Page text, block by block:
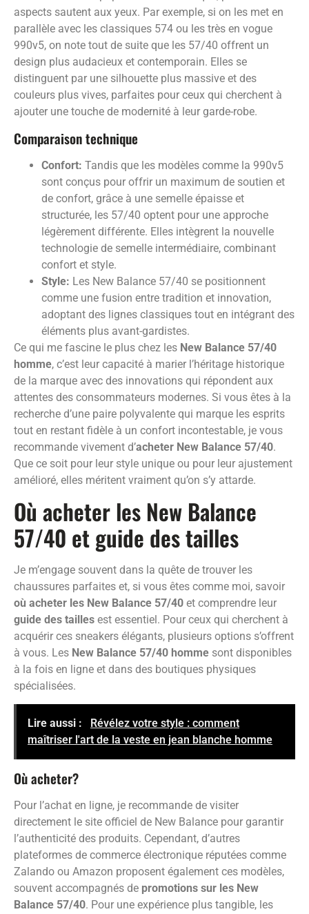
aspects sautent aux yeux. Par exemple, si on les met en
parallèle avec les classiques 574 ou les très en vogue
990v5, on note tout de suite que les 57/40 offrent un
design plus audacieux et contemporain. Elles se
distinguent par une silhouette plus massive et des
couleurs plus vives, parfaites pour ceux qui cherchent à
ajouter une touche de modernité à leur garde-robe.
Comparaison technique
Confort: Tandis que les modèles comme la 990v5
sont conçus pour offrir un maximum de soutien et
de confort, grâce à une semelle épaisse et
structurée, les 57/40 optent pour une approche
légèrement différente. Elles intègrent la nouvelle
technologie de semelle intermédiaire, combinant
confort et style.
Style: Les New Balance 57/40 se positionnent
comme une fusion entre tradition et innovation,
adoptant des lignes classiques tout en intégrant des
éléments plus avant-gardistes.
Ce qui me fascine le plus chez les New Balance 57/40
homme, c’est leur capacité à marier l’héritage historique
de la marque avec des innovations qui répondent aux
attentes des consommateurs modernes. Si vous êtes à la
recherche d’une paire polyvalente qui marque les esprits
tout en restant fidèle à un confort incontestable, je vous
recommande vivement d’acheter New Balance 57/40.
Que ce soit pour leur style unique ou pour leur ajustement
amélioré, elles méritent vraiment qu’on s’y attarde.
Où acheter les New Balance
57/40 et guide des tailles
Je m’engage souvent dans la quête de trouver les
chaussures parfaites et, si vous êtes comme moi, savoir
où acheter les New Balance 57/40 et comprendre leur
guide des tailles est essentiel. Pour ceux qui cherchent à
acquérir ces sneakers élégants, plusieurs options s’offrent
à vous. Les New Balance 57/40 homme sont disponibles
à la fois en ligne et dans des boutiques physiques
spécialisées.
Lire aussi :
Révélez votre style : comment
maîtriser l'art de la veste en jean blanche homme
Où acheter?
Pour l’achat en ligne, je recommande de visiter
directement le site officiel de New Balance pour garantir
l’authenticité des produits. Cependant, d’autres
plateformes de commerce électronique réputées comme
Zalando ou Amazon proposent également ces modèles,
souvent accompagnés de promotions sur les New
Balance 57/40. Pour une expérience plus tangible, les